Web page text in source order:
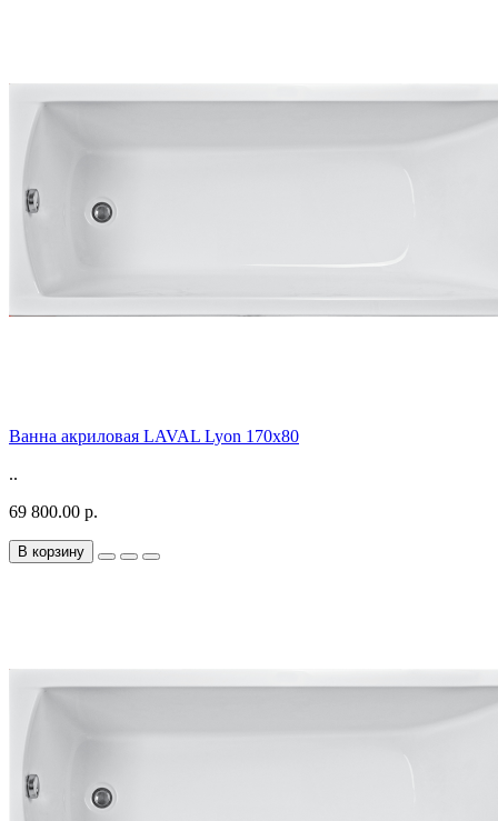
Ванна акриловая LAVAL Lyon 170х80
..
69 800.00 р.
В корзину